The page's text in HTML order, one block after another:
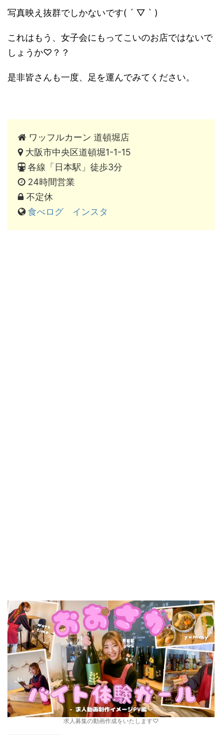
写真映え抜群でしかないです( ´ ▽ ` )
これはもう、女子会にもってこいのお店ではないで
しょうか♡？？
是非皆さんも一度、足を運んでみてください。
ワッフルカーン 道頓堀店
大阪市中央区道頓堀1-1-15
各線「日本駅」徒歩3分
24時間営業
不定休
食べログ
インスタ
求人募集の動画作成をいたします♡